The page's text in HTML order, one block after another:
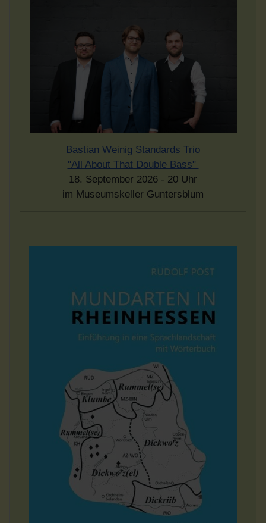
Bastian Weinig Standards Trio
"All About That Double Bass"
18. September 2026 - 20 Uhr
im Museumskeller Guntersblum